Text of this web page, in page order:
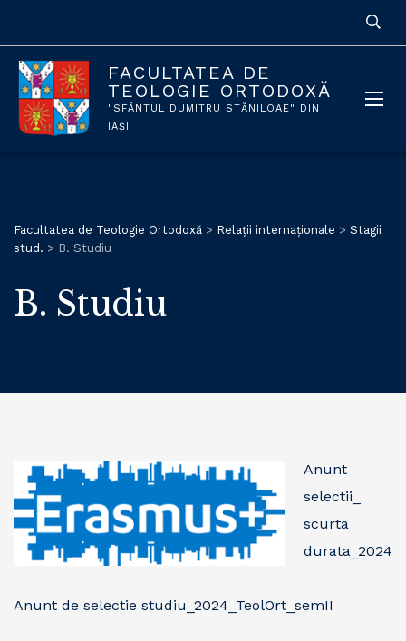
FACULTATEA DE
TEOLOGIE ORTODOXĂ
"SFÂNTUL DUMITRU STĂNILOAE" DIN
IAȘI
Facultatea de Teologie Ortodoxă > Relații internaționale > Stagii
stud. > B. Studiu
B. Studiu
Anunt
selectii_
scurta
durata_2024
Anunt de selectie studiu_2024_TeolOrt_semII